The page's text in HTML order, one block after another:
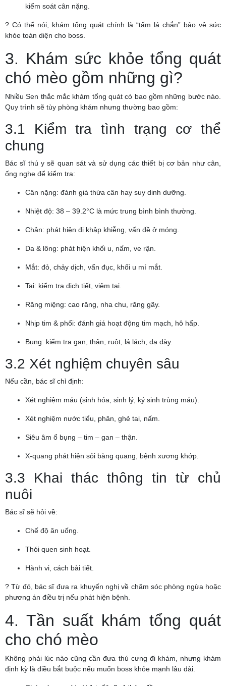
kiểm soát cân nặng.
? Có thể nói, khám tổng quát chính là “tấm lá chắn” bảo vệ sức
khỏe toàn diện cho boss.
3. Khám sức khỏe tổng quát
chó mèo gồm những gì?
Nhiều Sen thắc mắc khám tổng quát có bao gồm những bước nào.
Quy trình sẽ tùy phòng khám nhưng thường bao gồm:
3.1 Kiểm tra tình trạng cơ thể
chung
Bác sĩ thú y sẽ quan sát và sử dụng các thiết bị cơ bản như cân,
ống nghe để kiểm tra:
Cân nặng: đánh giá thừa cân hay suy dinh dưỡng.
Nhiệt độ: 38 – 39.2°C là mức trung bình bình thường.
Chân: phát hiện đi khập khiễng, vấn đề ở móng.
Da & lông: phát hiện khối u, nấm, ve rận.
Mắt: đỏ, chảy dịch, vẩn đục, khối u mí mắt.
Tai: kiểm tra dịch tiết, viêm tai.
Răng miệng: cao răng, nha chu, răng gãy.
Nhịp tim & phổi: đánh giá hoạt động tim mạch, hô hấp.
Bụng: kiểm tra gan, thận, ruột, lá lách, dạ dày.
3.2 Xét nghiệm chuyên sâu
Nếu cần, bác sĩ chỉ định:
Xét nghiệm máu (sinh hóa, sinh lý, ký sinh trùng máu).
Xét nghiệm nước tiểu, phân, ghẻ tai, nấm.
Siêu âm ổ bụng – tim – gan – thận.
X-quang phát hiện sỏi bàng quang, bệnh xương khớp.
3.3 Khai thác thông tin từ chủ
nuôi
Bác sĩ sẽ hỏi về:
Chế độ ăn uống.
Thói quen sinh hoạt.
Hành vi, cách bài tiết.
? Từ đó, bác sĩ đưa ra khuyến nghị về chăm sóc phòng ngừa hoặc
phương án điều trị nếu phát hiện bệnh.
4. Tần suất khám tổng quát
cho chó mèo
Không phải lúc nào cũng cần đưa thú cưng đi khám, nhưng khám
định kỳ là điều bắt buộc nếu muốn boss khỏe mạnh lâu dài.